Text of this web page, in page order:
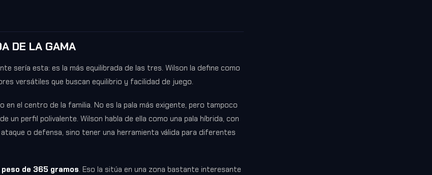
DE LA GAMA
sería esta: es la más equilibrada de las tres. Wilson la define como
versátiles que buscan equilibrio y facilidad de juego.
el centro de la familia. No es la pala más exigente, pero tampoco
perfil polivalente. Wilson habla de ella como una pala híbrida, con
o defensa, sino tener una herramienta válida para diferentes
peso de 365 gramos. Eso la sitúa en una zona bastante interesante